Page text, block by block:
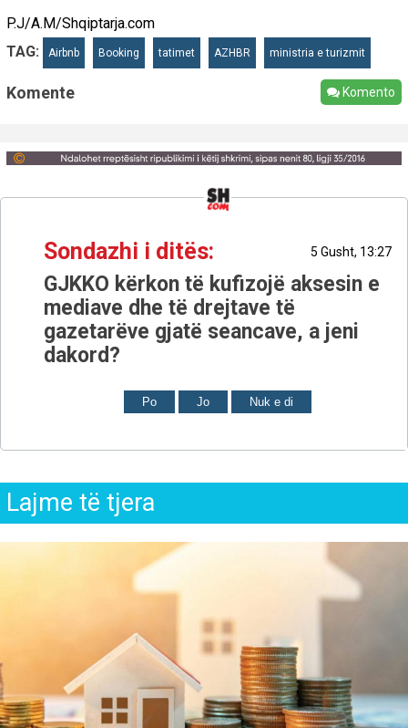
P.J/A.M/Shqiptarja.com
TAG:
Airbnb Booking tatimet AZHBR ministria e turizmit
Komente Komento
Sondazhi i ditës: 5 Gusht, 13:27
GJKKO kërkon të kufizojë aksesin e
mediave dhe të drejtave të
gazetarëve gjatë seancave, a jeni
dakord?
Po Jo Nuk e di
Lajme të tjera